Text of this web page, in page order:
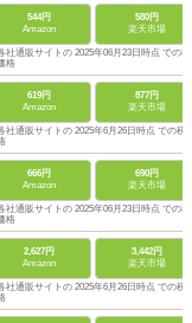
544円
Amazon
580円
楽天市場
社通販サイトの 2025年06月23日時点 での税
格
619円
Amazon
877円
楽天市場
社通販サイトの 2025年6月26日時点 での税
666円
Amazon
690円
楽天市場
社通販サイトの 2025年06月23日時点 での税
格
2,627円
Amazon
3,442円
楽天市場
社通販サイトの 2025年6月26日時点 での税